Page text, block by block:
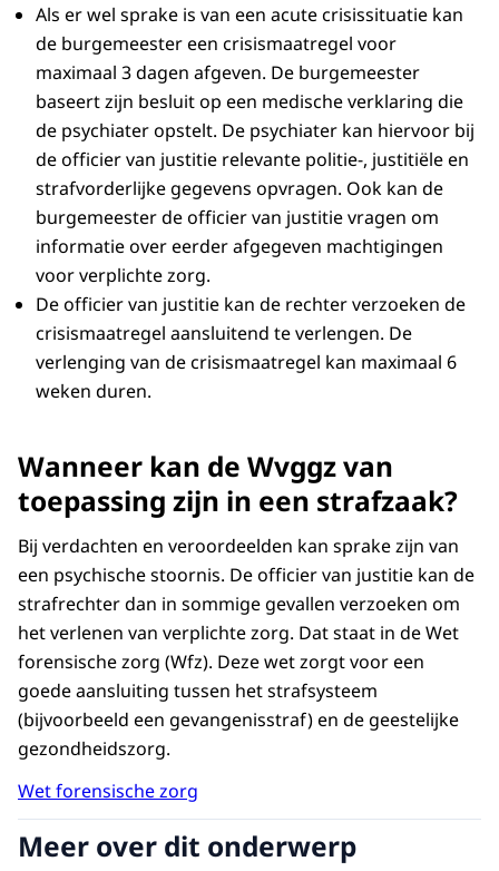
Als er wel sprake is van een acute crisissituatie kan
de burgemeester een crisismaatregel voor
maximaal 3 dagen afgeven. De burgemeester
baseert zijn besluit op een medische verklaring die
de psychiater opstelt. De psychiater kan hiervoor bij
de officier van justitie relevante politie-, justitiële en
strafvorderlijke gegevens opvragen. Ook kan de
burgemeester de officier van justitie vragen om
informatie over eerder afgegeven machtigingen
voor verplichte zorg.
De officier van justitie kan de rechter verzoeken de
crisismaatregel aansluitend te verlengen. De
verlenging van de crisismaatregel kan maximaal 6
weken duren.
Wanneer kan de Wvggz van
toepassing zijn in een strafzaak?
Bij verdachten en veroordeelden kan sprake zijn van
een psychische stoornis. De officier van justitie kan de
strafrechter dan in sommige gevallen verzoeken om
het verlenen van verplichte zorg. Dat staat in de Wet
forensische zorg (Wfz). Deze wet zorgt voor een
goede aansluiting tussen het strafsysteem
(bijvoorbeeld een gevangenisstraf) en de geestelijke
gezondheidszorg.
Wet forensische zorg
Meer over dit onderwerp